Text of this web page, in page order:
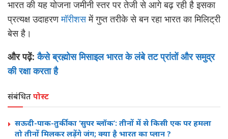
भारत की यह योजना जमीनी स्तर पर तेजी से आगे बढ़ रही है इसका
प्रत्यक्ष उदाहरणमॉरीशसमें गुप्त तरीके से बन रहा भारत का मिलिट्री
बेस है।
और पढ़ें:कैसे ब्रह्मोस मिसाइल भारत के लंबे तट प्रांतों और समुद्र
की रक्षा करता है
संबंधितपोस्ट
सऊदी-पाक-तुर्की का ‘सुपर ब्लॉक’: तीनों में से किसी एक पर हमला
तो तीनों मिलकर लड़ेंगे जंग; क्या है भारत का प्लान ?